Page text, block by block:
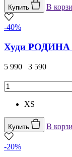
Купить В
-40%
Худи РОДИНА
5 990 3 590
XS
Купить В
-20%